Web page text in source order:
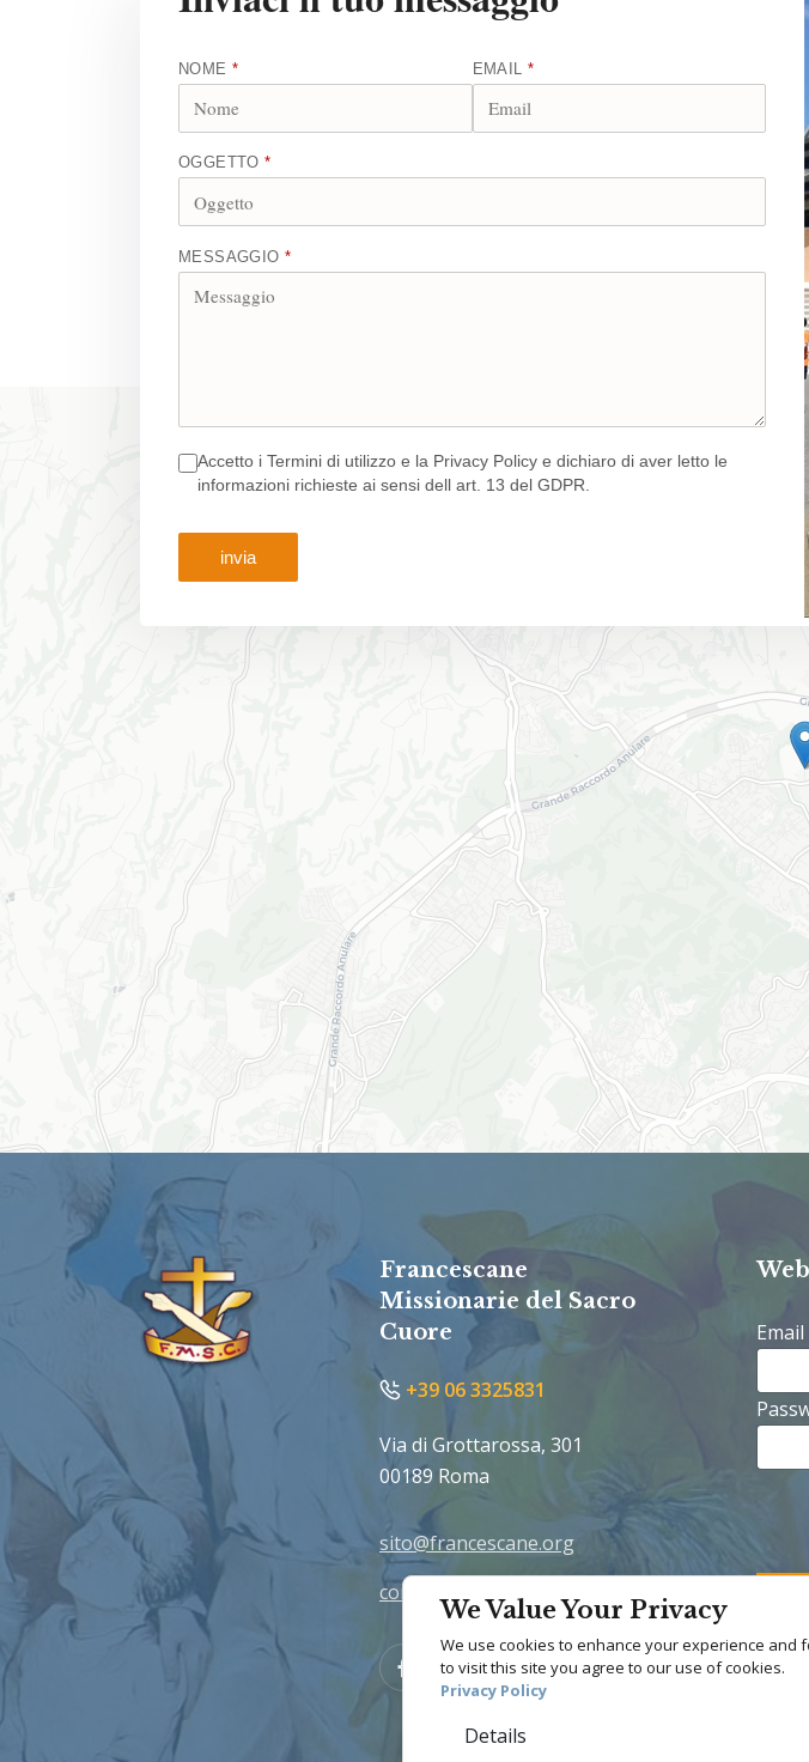
We Value Your Privacy
We use cookies to enhance your experience and
to visit this site you agree to our use of cookies.
Privacy Policy
Details
Francescane
Missionarie del Sacro
Cuore
+39 06 3325831
Via di Grottarossa, 301
00189 Roma
sito@francescane.org
comunicazione@francescane.org
FacebookVimeoYoutube
Email